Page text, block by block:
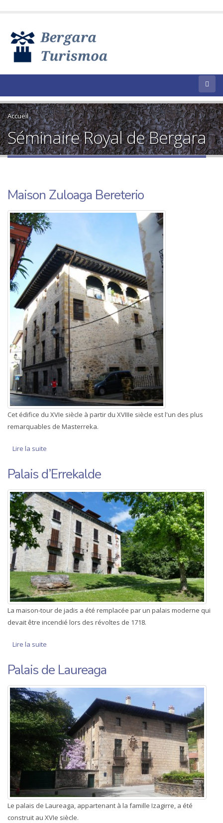
Accueil
Séminaire Royal de Bergara
Maison Zuloaga Bereterio
Cet édifice du XVIe siècle à partir du XVIIIe siècle est l'un des plus
remarquables de Masterreka.
Lire la suite
Palais d’Errekalde
La maison-tour de jadis a été remplacée par un palais moderne qui
devait être incendié lors des révoltes de 1718.
Lire la suite
Palais de Laureaga
Le palais de Laureaga, appartenant à la famille Izagirre, a été
construit au XVIe siècle.